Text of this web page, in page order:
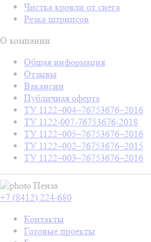
Чистка кровли от снега
Резка штрипсов
О компании
Общая информация
Отзывы
Вакансии
Публичная оферта
ТУ 1122–004–76753676–2016
ТУ 1122-007-76753676-2018
ТУ 1122–005–76753676–2016
ТУ 1122–002–76753676–2015
ТУ 1122–003–76753676–2016
Пенза
+7 (8412) 224-680
Контакты
Готовые проекты